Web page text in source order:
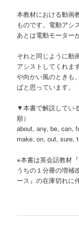
本教材における動画
ものです。電動アシ
あとは電動モーター
それと同じように動
アシストしてくれま
や向かい風のときも
ばと思っています。
▼本書で解説してい
順）
about, any, be, can,
make, on, out, sure,
※本書は英会話教材
うちの１分冊の増補
ース』の在庫切れに